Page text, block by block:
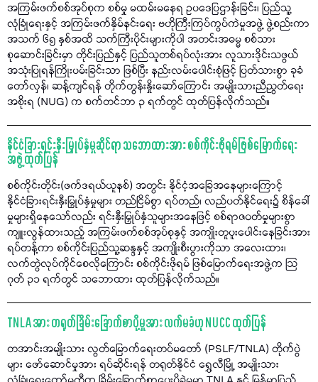
အကြမ်းဖက်စစ်အုပ်စုက စစ်မှု မထမ်းမနေရ ဥပဒေပြဌာန်းခြင်း၊ ပြည်သူ့
လုံခြုံရေးနှင့် အကြမ်းဖက်နှိမ်နင်းရေး ဗဟိုကြီးကြပ်ကွပ်ကဲမှုအဖွဲ့ ဖွဲ့စည်းကာ
အသက် ၆၅ နှစ်အထိ သက်ကြီးပိုင်းများကိုပါ အတင်းအဓမ္မ စစ်သား
စုဆောင်းခြင်းမှာ တိုင်းပြည်နှင့် ပြည်သူတစ်ရပ်လုံးအား လူသားဒိုင်းသဖွယ်
အသုံးပြုရန်ကြိုးပမ်းခြင်းသာ ဖြစ်ပြီး နည်းလမ်းပေါင်းစုံဖြင့် ပြတ်သားစွာ ခုခံ
တော်လှန်၊ ဆန့်ကျင်ရန် တိုက်တွန်းနှိုးဆော်ကြောင်း အမျိုးသားညီညွတ်ရေး
အစိုးရ (NUG) က စက်တင်ဘာ ၃ ရက်တွင် ထုတ်ပြန်လိုက်သည်။
နိုင်ငံခြားရင်းနှီးမြှုပ်နှံမှုဆိုင်ရာ သဘောထားအား စစ်ကိုင်းဖိုရမ်ဖြစ်မြောက်ရေး
အဖွဲ့ ထုတ်ပြန်
စစ်ကိုင်းတိုင်း(ဖက်ဒရယ်ယူနစ်) အတွင်း နိုင်ငံ့အခြေအနေများကြောင့်
နိုင်ငံခြားရင်းနှီးမြှုပ်နှံမှုများ တည်ငြိမ်စွာ ရပ်တည်၊ လည်ပတ်နိုင်ရေး၌ စိန်ခေါ်
မှုများရှိနေသော်လည်း ရင်းနှီးမြှုပ်နှံသူများအနေဖြင့် စစ်ရာဇဝတ်မှုများစွာ
ကျူးလွန်ထားသည့် အကြမ်းဖက်စစ်အုပ်စုနှင့် အကျိုးတူပူးပေါင်းနေခြင်းအား
ရပ်တန့်ကာ စစ်ကိုင်းပြည်သူ့ဆန္ဒနှင့် အကျိုးစီးပွားကိုသာ အလေးထား၊
လက်တွဲလုပ်ကိုင်စေလိုကြောင်း စစ်ကိုင်းဖိုရမ် ဖြစ်မြောက်ရေးအဖွဲ့က သြ
ဂုတ် ၃၁ ရက်တွင် သဘောထား ထုတ်ပြန်လိုက်သည်။
TNLA အား တရုတ်ခြိမ်းခြောက်စာပို့မှုအား လက်မခံဟု NUCC ထုတ်ပြန်
တအာင်းအမျိုးသား လွတ်မြောက်ရေးတပ်မတော် (PSLF/TNLA) တိုက်ပွဲ
များ ဖော်ဆောင်မှုအား ရပ်ဆိုင်းရန် တရုတ်နိုင်ငံ ရွှေလီမြို့ အမျိုးသား